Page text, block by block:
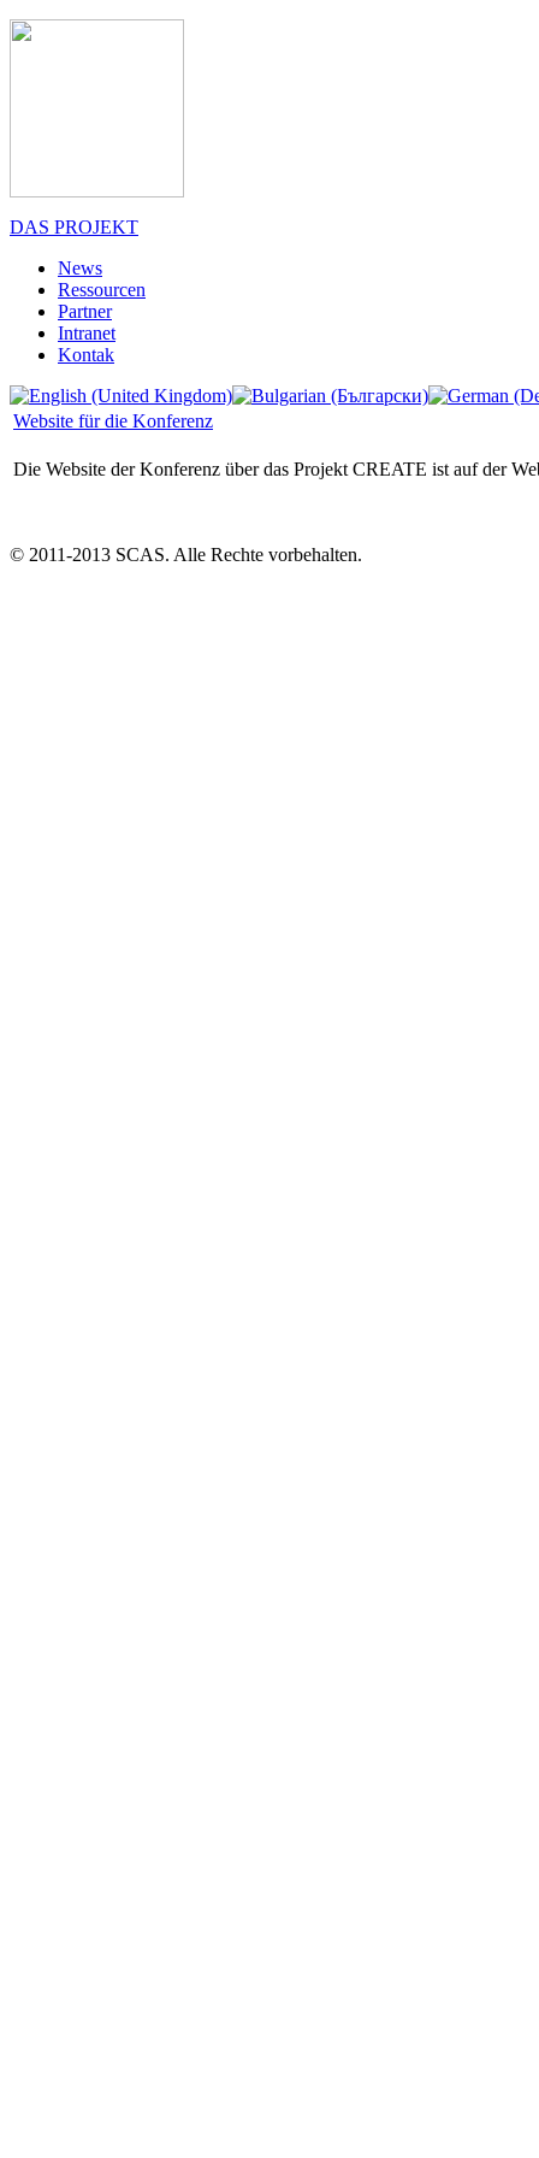
DAS PROJEKT
News
Ressourcen
Partner
Intranet
Kontak
Website für die Konferenz
Die Website der Konferenz über das Projekt CREATE ist auf der
© 2011-2013 SCAS. Alle Rechte vorbehalten.